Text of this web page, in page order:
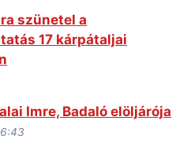
szünetel a
17 kárpátaljai
Imre, Badaló elöljárója